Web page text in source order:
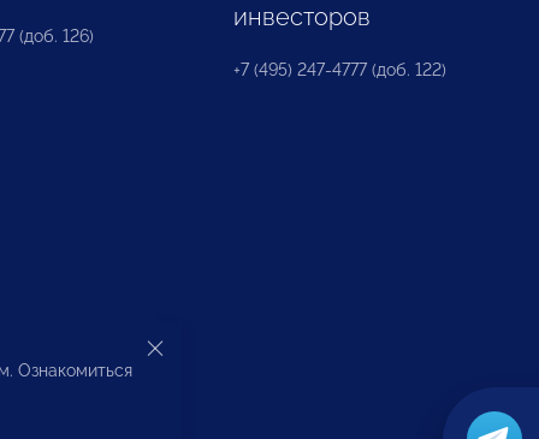
(доб. 126)
инвесторов
+7 (495) 247-4777 (доб. 122)
Ознакомиться